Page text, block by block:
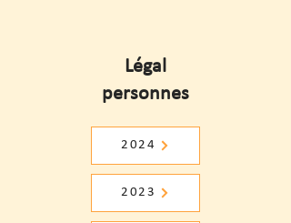
Légal
personnes
2024
2023